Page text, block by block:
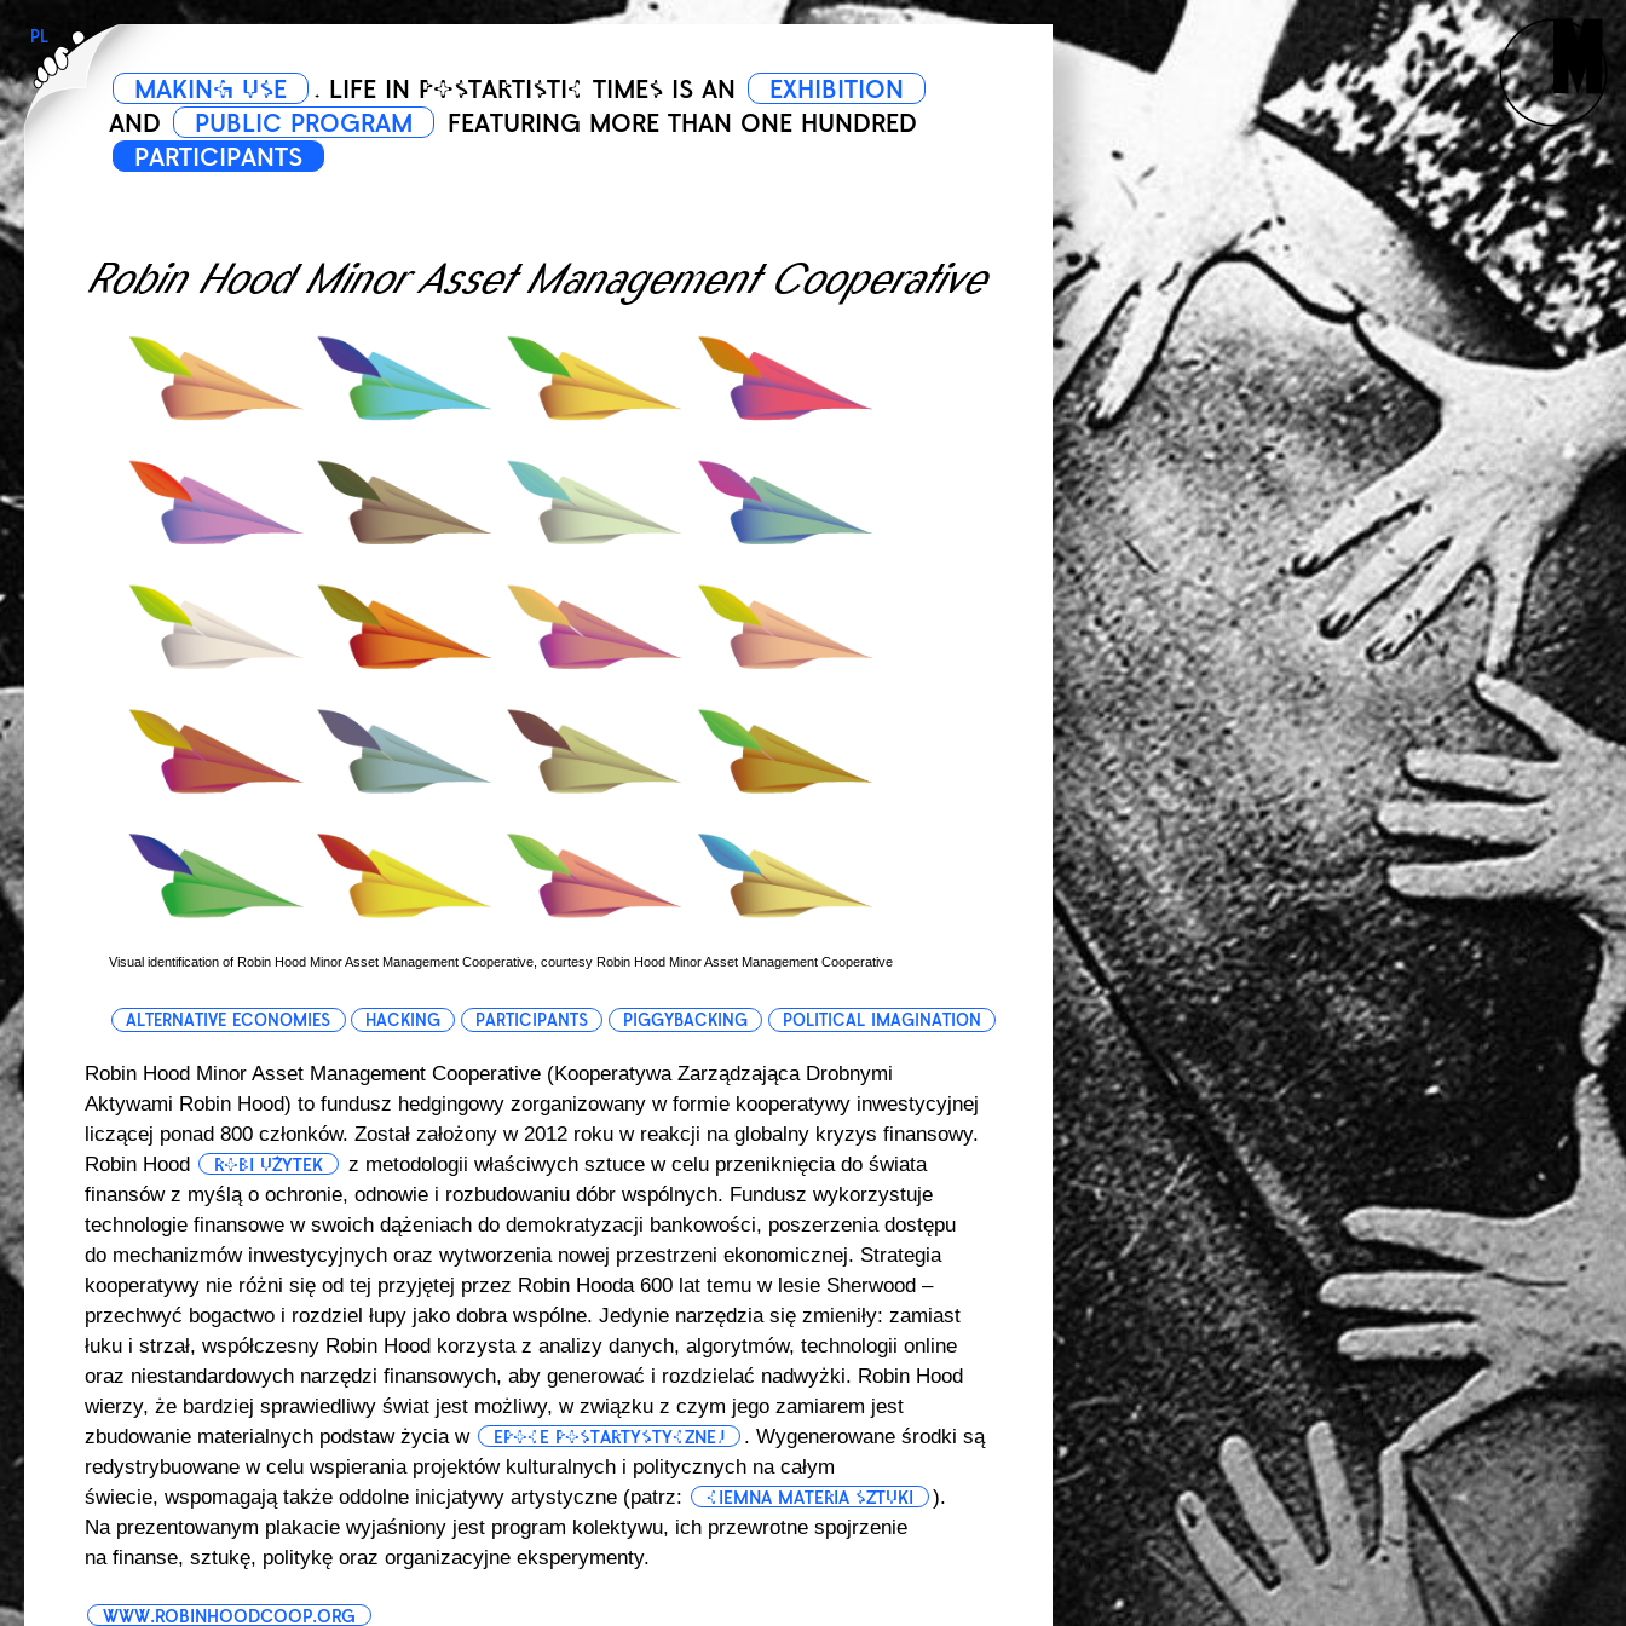
PL
MAKING USE . LIFE IN POSTARTISTIC TIMESIS AN
EXHIBITION
AND
PUBLIC PROGRAM
FEATURING MORE THAN ONE HUNDRED
PARTICIPANTS
Robin Hood Minor Asset Management Cooperative
Visual identification of Robin Hood Minor Asset Management Cooperative, courtesy Robin Hood Minor Asset Management Cooperative
ALTERNATIVE ECONOMIES HACKING PARTICIPANTS PIGGYBACKING POLITICAL IMAGINATION
Robin Hood Minor Asset Management Cooperative (Kooperatywa Zarządzająca Drobnymi
Aktywami Robin Hood) to fundusz hedgingowy zorganizowany w formie kooperatywy inwestycyjnej
liczącej ponad 800 członków. Został założony w 2012 roku w reakcji na globalny kryzys finansowy.
Robin Hood
ROBI UŻYTEK
z metodologii właściwych sztuce w celu przeniknięcia do świata
finansów z myślą o ochronie, odnowie i rozbudowaniu dóbr wspólnych. Fundusz wykorzystuje
technologie finansowe w swoich dążeniach do demokratyzacji bankowości, poszerzenia dostępu
do mechanizmów inwestycyjnych oraz wytworzenia nowej przestrzeni ekonomicznej. Strategia
kooperatywy nie różni się od tej przyjętej przez Robin Hooda 600 lat temu w lesie Sherwood –
przechwyć bogactwo i rozdziel łupy jako dobra wspólne. Jedynie narzędzia się zmieniły: zamiast
łuku i strzał, współczesny Robin Hood korzysta z analizy danych, algorytmów, technologii online
oraz niestandardowych narzędzi finansowych, aby generować i rozdzielać nadwyżki. Robin Hood
wierzy, że bardziej sprawiedliwy świat jest możliwy, w związku z czym jego zamiarem jest
zbudowanie materialnych podstaw życia w
EPOCE POSTARTYSTYCZNEJ
. Wygenerowane środki są
redystrybuowane w celu wspierania projektów kulturalnych i politycznych na całym
świecie, wspomagają także oddolne inicjatywy artystyczne (patrz:
CIEMNA MATERIA SZTUKI
).
Na prezentowanym plakacie wyjaśniony jest program kolektywu, ich przewrotne spojrzenie
na finanse, sztukę, politykę oraz organizacyjne eksperymenty.
WWW.ROBINHOODCOOP.ORG